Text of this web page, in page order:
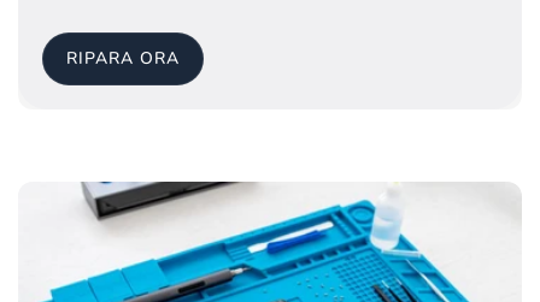
RIPARA ORA